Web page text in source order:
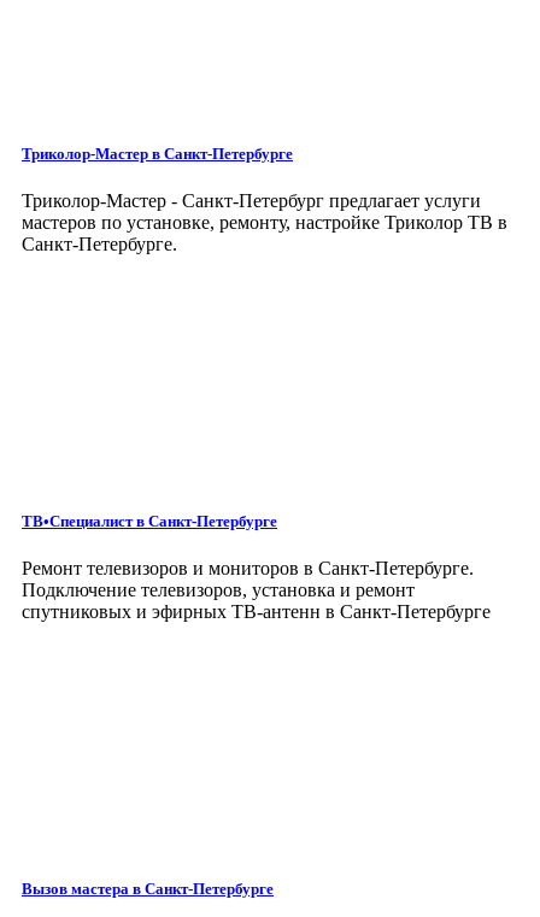
Триколор-Мастер в Санкт-Петербурге
Триколор-Мастер - Санкт-Петербург предлагает услуги
мастеров по установке, ремонту, настройке Триколор ТВ в
Санкт-Петербурге.
ТВ•Специалиств Санкт-Петербурге
Ремонт телевизоров и мониторов в Санкт-Петербурге.
Подключение телевизоров, установка и ремонт
спутниковых и эфирных ТВ-антенн в Санкт-Петербурге
Вызов мастера в Санкт-Петербурге